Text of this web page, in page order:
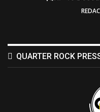
QUARTER ROCK